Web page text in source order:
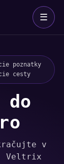
☰
poznatky
cesty
v
Veltrix